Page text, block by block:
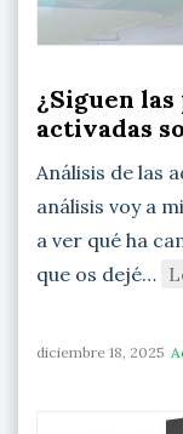
¿Siguen
activadas
Análisis de las
análisis voy a
a ver qué ha
que os dejé…
diciembre 18, 2025